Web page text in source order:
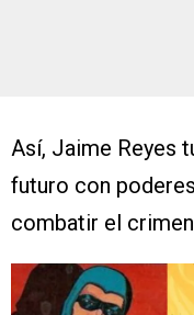
Así, Jaime Reyes
futuro con
combatir el